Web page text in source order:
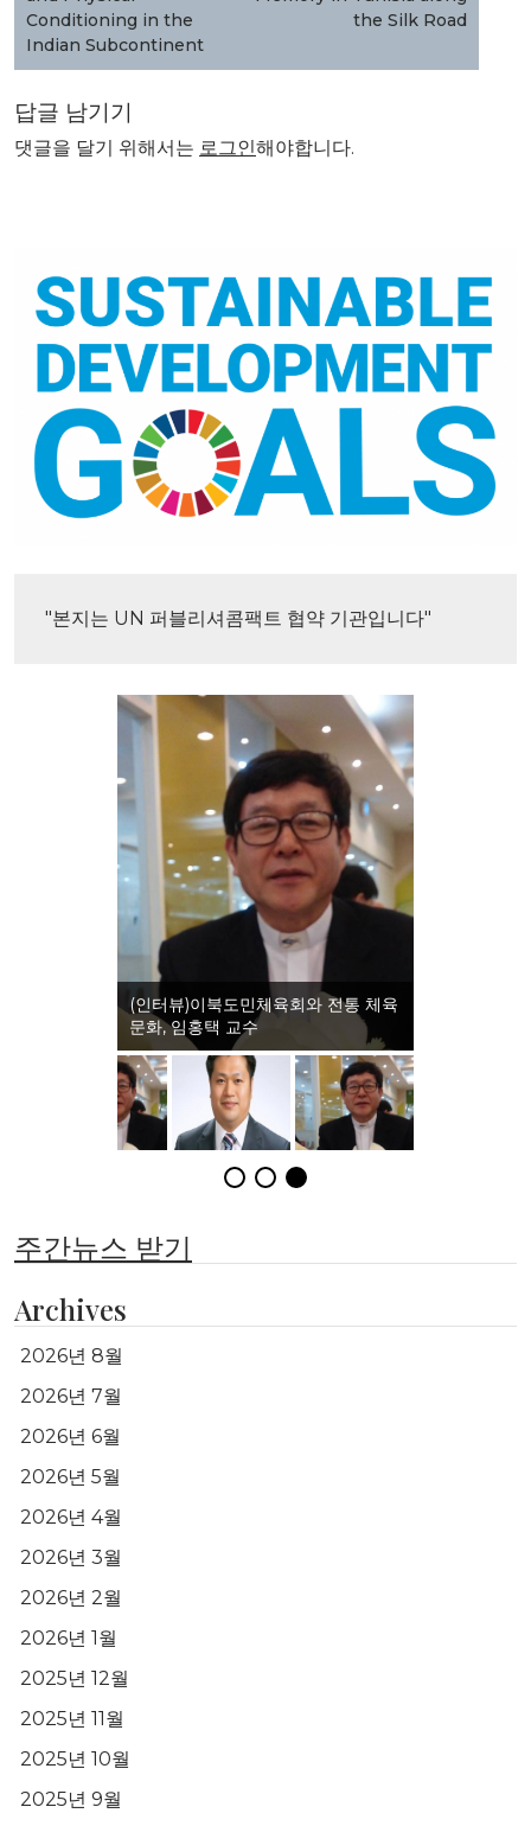
Conditioning in the
Indian Subcontinent
the Silk Road
답글 남기기
댓글을 달기 위해서는 로그인해야합니다.
"본지는 UN 퍼블리셔콤팩트 협약 기관입니다"
(인터뷰)이북도민체육회와 전통 체육
문화, 임홍택 교수
주간뉴스 받기
Archives
2026년 8월
2026년 7월
2026년 6월
2026년 5월
2026년 4월
2026년 3월
2026년 2월
2026년 1월
2025년 12월
2025년 11월
2025년 10월
2025년 9월